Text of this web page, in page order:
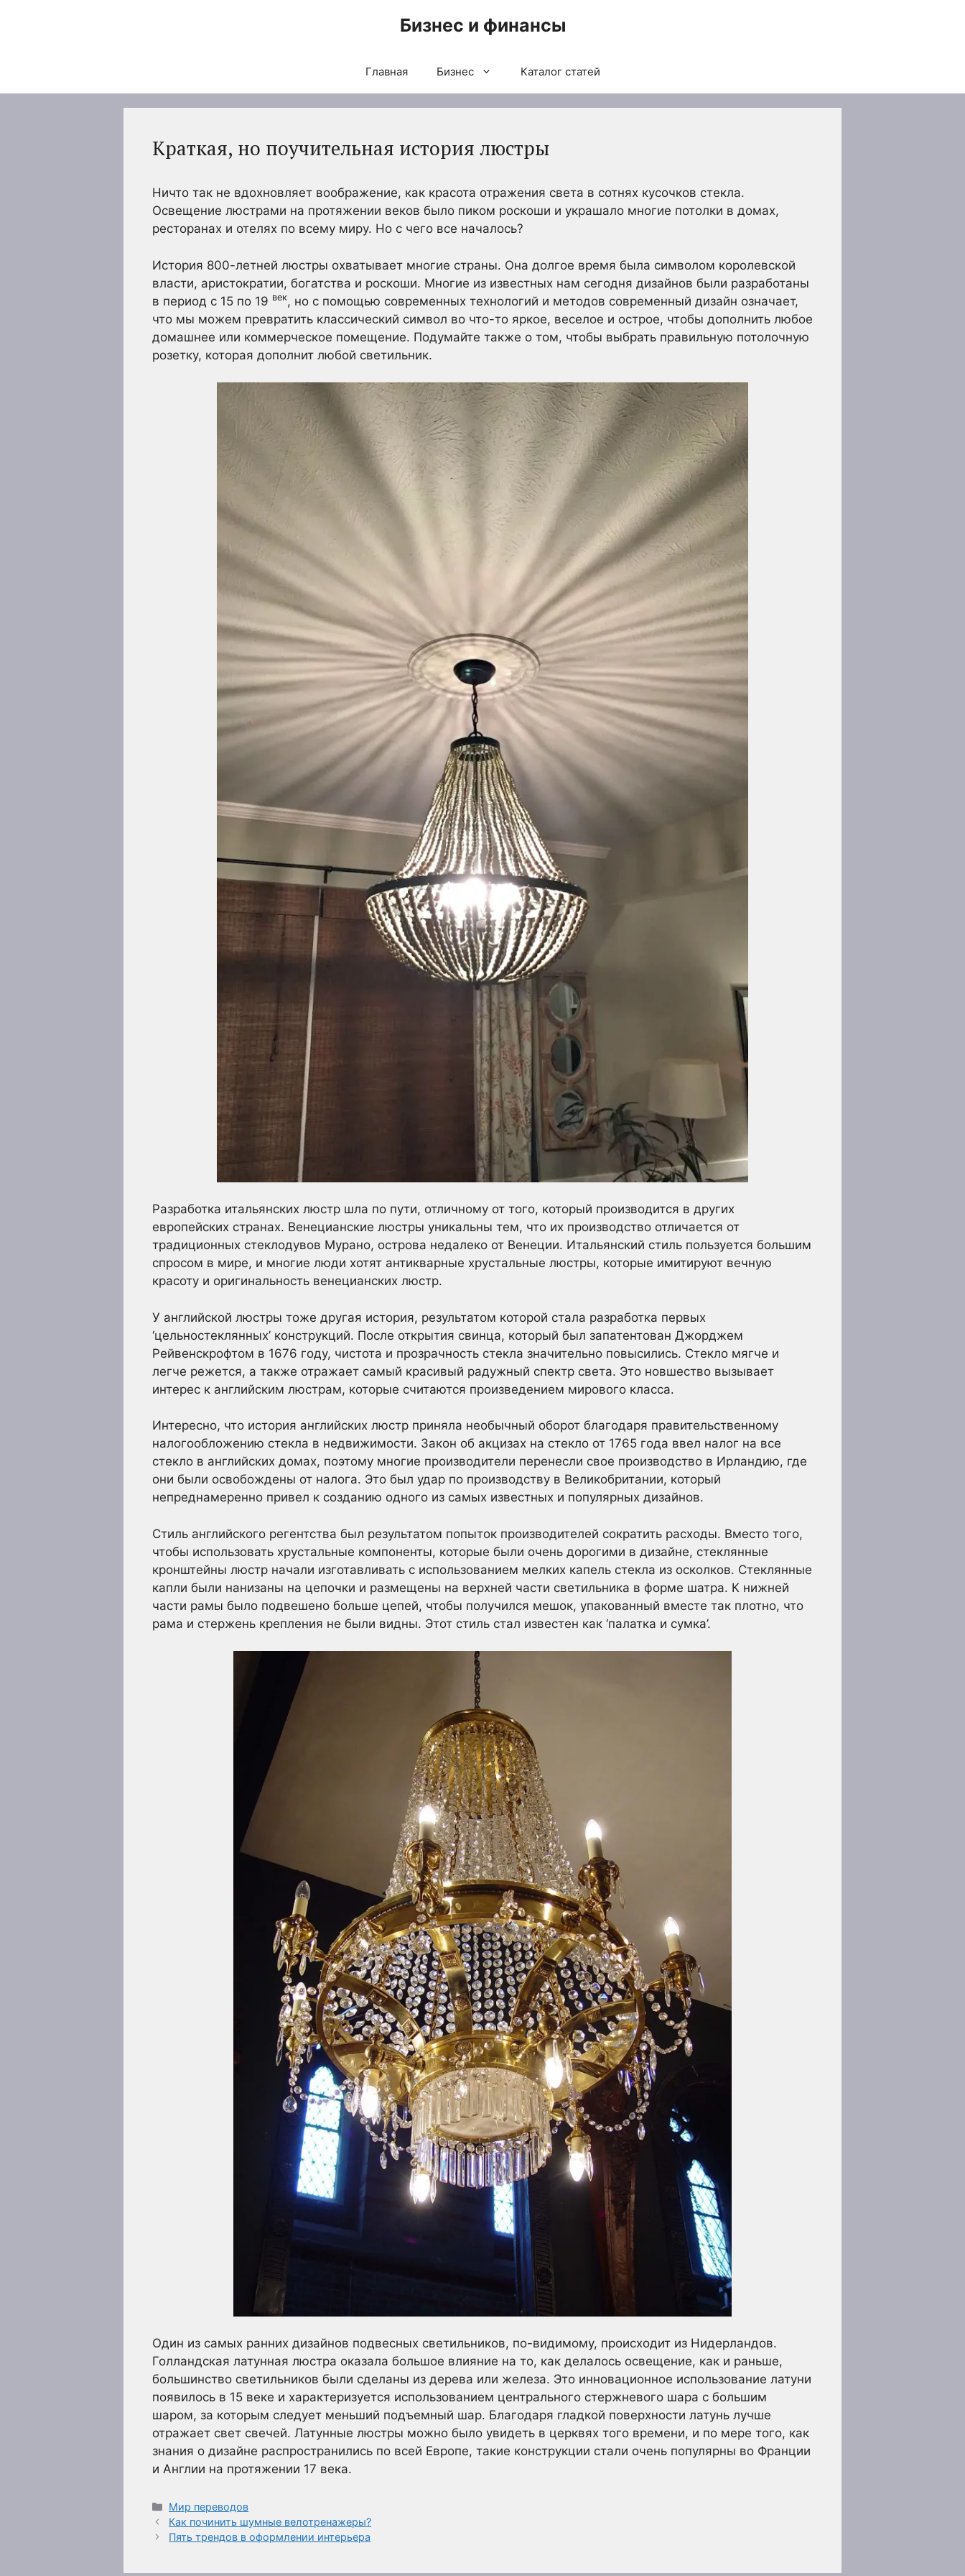
Бизнес и финансы
Главная Бизнес Каталог статей
Краткая, но поучительная история люстры
Ничто так не вдохновляет воображение, как красота отражения света в сотнях кусочков стекла.
Освещение люстрами на протяжении веков было пиком роскоши и украшало многие потолки в домах,
ресторанах и отелях по всему миру. Но с чего все началось?
История 800-летней люстры охватывает многие страны. Она долгое время была символом королевской
власти, аристократии, богатства и роскоши. Многие из известных нам сегодня дизайнов были разработаны
в период с 15 по 19 век, но с помощью современных технологий и методов современный дизайн означает,
что мы можем превратить классический символ во что-то яркое, веселое и острое, чтобы дополнить любое
домашнее или коммерческое помещение. Подумайте также о том, чтобы выбрать правильную потолочную
розетку, которая дополнит любой светильник.
Разработка итальянских люстр шла по пути, отличному от того, который производится в других
европейских странах. Венецианские люстры уникальны тем, что их производство отличается от
традиционных стеклодувов Мурано, острова недалеко от Венеции. Итальянский стиль пользуется большим
спросом в мире, и многие люди хотят антикварные хрустальные люстры, которые имитируют вечную
красоту и оригинальность венецианских люстр.
У английской люстры тоже другая история, результатом которой стала разработка первых
‘цельностеклянных’ конструкций. После открытия свинца, который был запатентован Джорджем
Рейвенскрофтом в 1676 году, чистота и прозрачность стекла значительно повысились. Стекло мягче и
легче режется, а также отражает самый красивый радужный спектр света. Это новшество вызывает
интерес к английским люстрам, которые считаются произведением мирового класса.
Интересно, что история английских люстр приняла необычный оборот благодаря правительственному
налогообложению стекла в недвижимости. Закон об акцизах на стекло от 1765 года ввел налог на все
стекло в английских домах, поэтому многие производители перенесли свое производство в Ирландию, где
они были освобождены от налога. Это был удар по производству в Великобритании, который
непреднамеренно привел к созданию одного из самых известных и популярных дизайнов.
Стиль английского регентства был результатом попыток производителей сократить расходы. Вместо того,
чтобы использовать хрустальные компоненты, которые были очень дорогими в дизайне, стеклянные
кронштейны люстр начали изготавливать с использованием мелких капель стекла из осколков. Стеклянные
капли были нанизаны на цепочки и размещены на верхней части светильника в форме шатра. К нижней
части рамы было подвешено больше цепей, чтобы получился мешок, упакованный вместе так плотно, что
рама и стержень крепления не были видны. Этот стиль стал известен как ‘палатка и сумка’.
Один из самых ранних дизайнов подвесных светильников, по-видимому, происходит из Нидерландов.
Голландская латунная люстра оказала большое влияние на то, как делалось освещение, как и раньше,
большинство светильников были сделаны из дерева или железа. Это инновационное использование латуни
появилось в 15 веке и характеризуется использованием центрального стержневого шара с большим
шаром, за которым следует меньший подъемный шар. Благодаря гладкой поверхности латунь лучше
отражает свет свечей. Латунные люстры можно было увидеть в церквях того времени, и по мере того, как
знания о дизайне распространились по всей Европе, такие конструкции стали очень популярны во Франции
и Англии на протяжении 17 века.
Рубрики
Мир переводов
Как починить шумные велотренажеры?
Пять трендов в оформлении интерьера